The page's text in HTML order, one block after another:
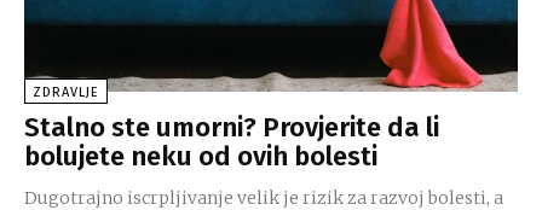
ZDRAVLJE
Stalno ste umorni? Provjerite da li
bolujete neku od ovih bolesti
Dugotrajno iscrpljivanje velik je rizik za razvoj bolesti, a